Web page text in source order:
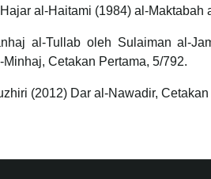
al-Haitami (1984) al-Maktabah
al-Tullab oleh Sulaiman al-
Cetakan Pertama, 5/792.
(2012) Dar al-Nawadir,